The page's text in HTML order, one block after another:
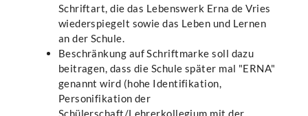
Schriftart, die das Lebenswerk Erna de Vries
wiederspiegelt sowie das Leben und Lernen
an der Schule.
Beschränkung auf Schriftmarke soll dazu
beitragen, dass die Schule später mal "ERNA"
genannt wird (hohe Identifikation,
Personifikation der
Schülerschaft/Lehrerkollegium mit der